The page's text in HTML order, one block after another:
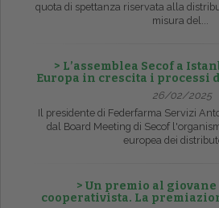
quota di spettanza riservata alla
misura del...
> L’assemblea Secof a
Europa in crescita i processi
26/02/2025
Il presidente di Federfarma Servizi
dal Board Meeting di Secof
europea dei
> Un premio al
cooperativista. La